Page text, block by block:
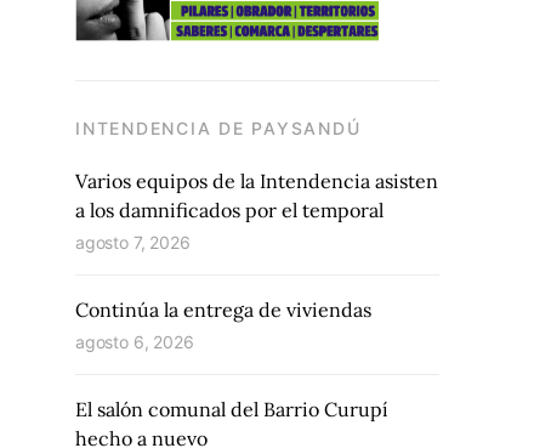
INTENDENCIA DE PAYSANDÚ
Varios equipos de la Intendencia asisten
a los damnificados por el temporal
agosto 7, 2026
Continúa la entrega de viviendas
agosto 6, 2026
El salón comunal del Barrio Curupí
hecho a nuevo